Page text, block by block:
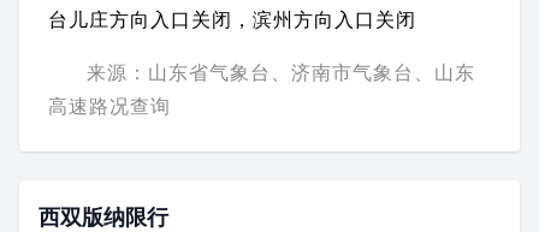
台儿庄方向入口关闭，滨州方向入口关闭
来源：山东省气象台、济南市气象台、 山东
高速路况查询
西双版纳限行